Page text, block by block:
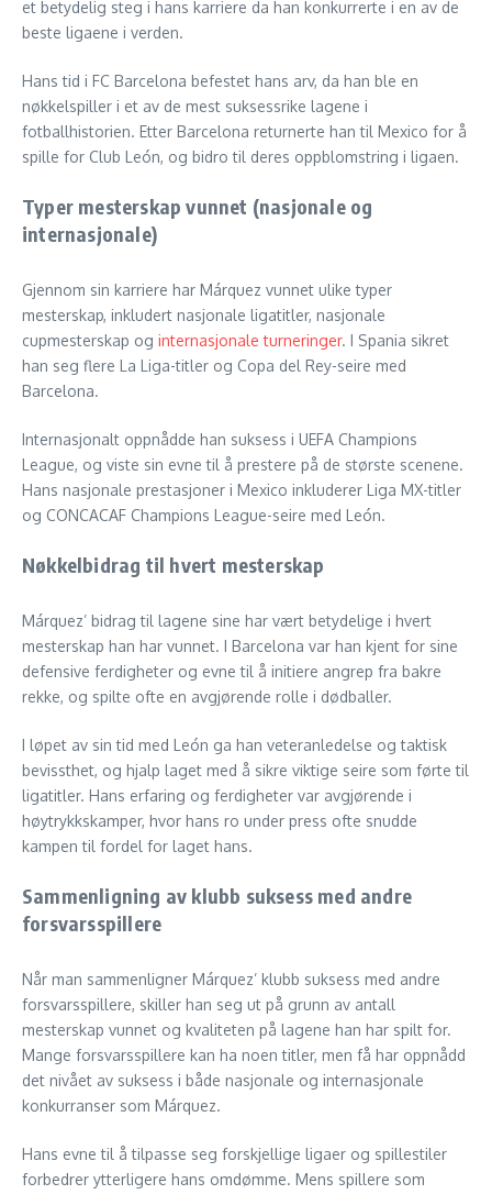
et betydelig steg i hans karriere da han konkurrerte i en av de
beste ligaene i verden.
Hans tid i FC Barcelona befestet hans arv, da han ble en
nøkkelspiller i et av de mest suksessrike lagene i
fotballhistorien. Etter Barcelona returnerte han til Mexico for å
spille for Club León, og bidro til deres oppblomstring i ligaen.
Typer mesterskap vunnet (nasjonale og
internasjonale)
Gjennom sin karriere har Márquez vunnet ulike typer
mesterskap, inkludert nasjonale ligatitler, nasjonale
cupmesterskap og internasjonale turneringer. I Spania sikret
han seg flere La Liga-titler og Copa del Rey-seire med
Barcelona.
Internasjonalt oppnådde han suksess i UEFA Champions
League, og viste sin evne til å prestere på de største scenene.
Hans nasjonale prestasjoner i Mexico inkluderer Liga MX-titler
og CONCACAF Champions League-seire med León.
Nøkkelbidrag til hvert mesterskap
Márquez’ bidrag til lagene sine har vært betydelige i hvert
mesterskap han har vunnet. I Barcelona var han kjent for sine
defensive ferdigheter og evne til å initiere angrep fra bakre
rekke, og spilte ofte en avgjørende rolle i dødballer.
I løpet av sin tid med León ga han veteranledelse og taktisk
bevissthet, og hjalp laget med å sikre viktige seire som førte til
ligatitler. Hans erfaring og ferdigheter var avgjørende i
høytrykkskamper, hvor hans ro under press ofte snudde
kampen til fordel for laget hans.
Sammenligning av klubb suksess med andre
forsvarsspillere
Når man sammenligner Márquez’ klubb suksess med andre
forsvarsspillere, skiller han seg ut på grunn av antall
mesterskap vunnet og kvaliteten på lagene han har spilt for.
Mange forsvarsspillere kan ha noen titler, men få har oppnådd
det nivået av suksess i både nasjonale og internasjonale
konkurranser som Márquez.
Hans evne til å tilpasse seg forskjellige ligaer og spillestiler
forbedrer ytterligere hans omdømme. Mens spillere som